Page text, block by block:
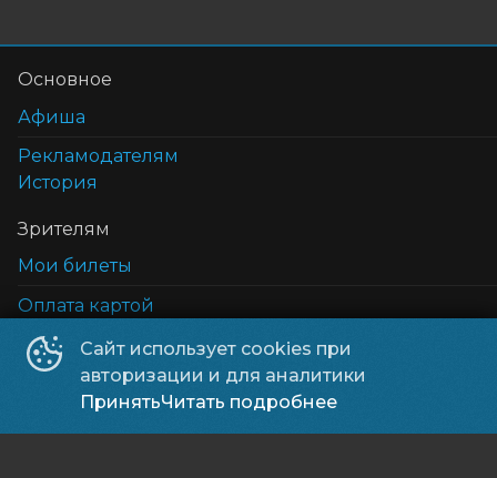
Сайт использует cookies при
авторизации и для аналитики
ПринятьЧитать подробнее
Основное
Афиша
Рекламодателям
История
Зрителям
Мои билеты
Оплата картой
Возврат билетов
Cертификаты
5D кинотеатр